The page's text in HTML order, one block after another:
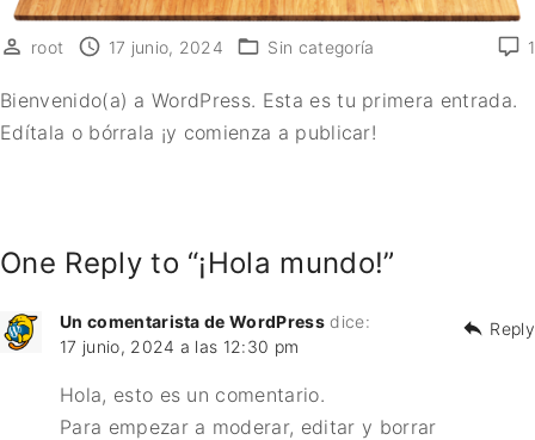
root 17 junio, 2024 Sin categoría 1
Bienvenido(a) a WordPress. Esta es tu primera entrada.
Edítala o bórrala ¡y comienza a publicar!
One Reply to “¡Hola mundo!”
Un comentarista de WordPress dice:
17 junio, 2024 a las 12:30 pm
Hola, esto es un comentario.
Para empezar a moderar, editar y borrar
Reply